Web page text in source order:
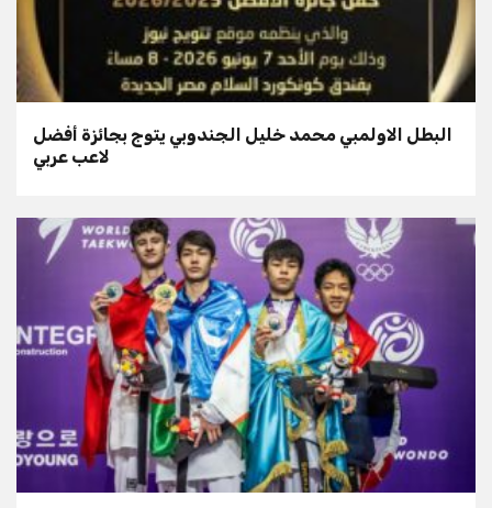
البطل الاولمبي محمد خليل الجندوبي يتوج بجائزة أفضل
لاعب عربي